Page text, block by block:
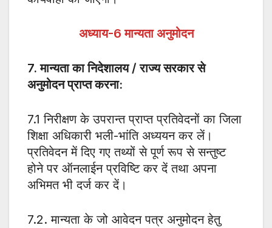
अध्याय-6मान्यता अनुमोदन
7.मान्यता का निदेशालय / राज्य सरकार से
अनुमोदन प्राप्त करना:
7.1 निरीक्षण के उपरान्त प्राप्त प्रतिवेदनों का जिला
शिक्षा अधिकारी भली-भांति अध्ययन कर लें।
प्रतिवेदन में दिए गए तथ्यों से पूर्ण रूप से सन्तुष्ट
होने पर ऑनलाईन प्रविष्टि कर दें तथा अपना
अभिमत भी दर्ज कर दें।
7.2. मान्यता के जो आवेदन पत्र अनुमोदन हेतु